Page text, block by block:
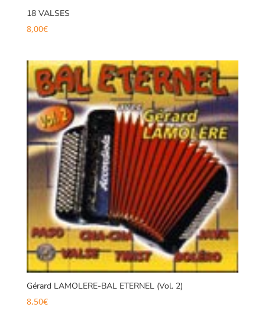
18 VALSES
8,00€
Gérard LAMOLERE-BAL ETERNEL (Vol. 2)
8,50€